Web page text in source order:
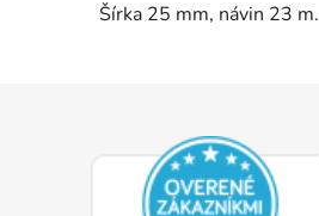
Šírka 25 mm, návin 23 m.